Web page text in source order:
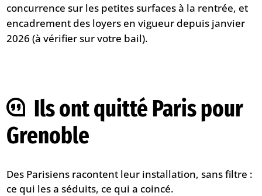
concurrence sur les petites surfaces à la rentrée, et
encadrement des loyers en vigueur depuis janvier
2026 (à vérifier sur votre bail).
Ils ont quitté Paris pour
Grenoble
Des Parisiens racontent leur installation, sans filtre :
ce qui les a séduits, ce qui a coincé.